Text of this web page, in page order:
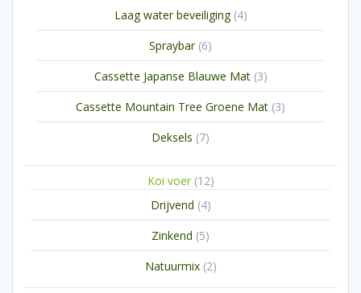
Laag water beveiliging 44
producten
Spraybar 66
producten
Cassette Japanse Blauwe Mat 33
producten
Cassette Mountain Tree Groene Mat 33
producten
Deksels 77
Koi voer 1212
Drijvend 44
producten
Zinkend 55
producten
Natuurmix 22